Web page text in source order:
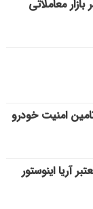
معاملاتی
امنیت خودرو
آریا اینوستور